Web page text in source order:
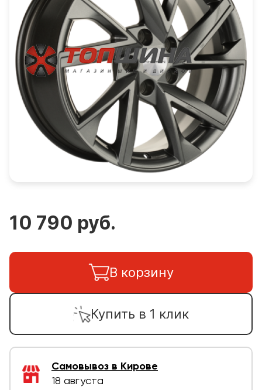
10 790 руб.
В корзину
Купить в 1 клик
Самовывоз в Кирове
18 августа